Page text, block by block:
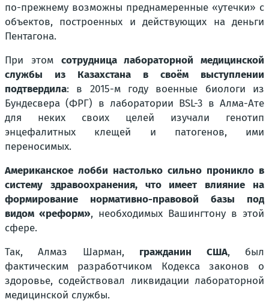
по-прежнему возможны преднамеренные «утечки» с
объектов, построенных и действующих на деньги
Пентагона.
При этом сотрудница лабораторной медицинской
службы из Казахстана в своём выступлении
подтвердила: в 2015-м году военные биологи из
Бундесвера (ФРГ) в лаборатории BSL-3 в Алма-Ате
для неких своих целей изучали генотип
энцефалитных клещей и патогенов, ими
переносимых.
Американское лобби настолько сильно проникло в
систему здравоохранения, что имеет влияние на
формирование нормативно-правовой базы под
видом «реформ», необходимых Вашингтону в этой
сфере.
Так, Алмаз Шарман, гражданин США, был
фактическим разработчиком Кодекса законов о
здоровье, содействовал ликвидации лабораторной
медицинской службы.